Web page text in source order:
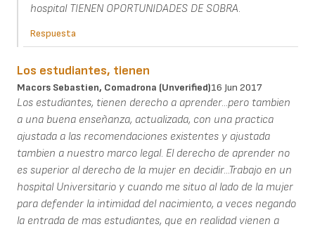
hospital TIENEN OPORTUNIDADES DE SOBRA.
Respuesta
Los estudiantes, tienen
Macors Sebastien, Comadrona (unverified)16 Jun 2017
Los estudiantes, tienen derecho a aprender...pero tambien
a una buena enseñanza, actualizada, con una practica
ajustada a las recomendaciones existentes y ajustada
tambien a nuestro marco legal. El derecho de aprender no
es superior al derecho de la mujer en decidir...Trabajo en un
hospital Universitario y cuando me situo al lado de la mujer
para defender la intimidad del nacimiento, a veces negando
la entrada de mas estudiantes, que en realidad vienen a